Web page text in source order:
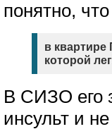
понятно, что
в квартире
которой
В СИЗО его
инсульт и